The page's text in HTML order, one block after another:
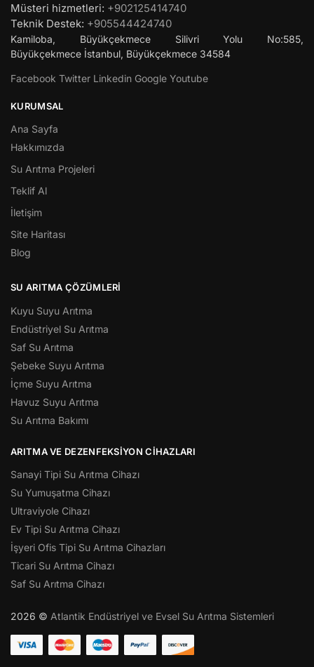
Müsteri hizmetleri: +902125414740
Teknik Destek: +905544424740
Kamiloba, Büyükçekmece Silivri Yolu No:585,
Büyükçekmece İstanbul, Büyükçekmece 34584
Facebook Twitter Linkedin Google Youtube
KURUMSAL
Ana Sayfa
Hakkımızda
Su Arıtma Projeleri
Teklif Al
İletişim
Site Haritası
Blog
SU ARITMA ÇÖZÜMLERI
Kuyu Suyu Arıtma
Endüstriyel Su Arıtma
Saf Su Arıtma
Şebeke Suyu Arıtma
İçme Suyu Arıtma
Havuz Suyu Arıtma
Su Arıtma Bakımı
ARITMA VE DEZENFEKSIYON CIHAZLARI
Sanayi Tipi Su Arıtma Cihazı
Su Yumuşatma Cihazı
Ultraviyole Cihazı
Ev Tipi Su Arıtma Cihazı
İşyeri Ofis Tipi Su Arıtma Cihazları
Ticari Su Arıtma Cihazı
Saf Su Arıtma Cihazı
2026 © Atlantik Endüstriyel ve Evsel Su Arıtma Sistemleri